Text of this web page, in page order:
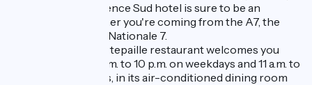
at the Mercure Valence Sud hotel is sure to be an
exciting one, whether you're coming from the A7, the
A49 or the famous Nationale 7.
The adjoining Courtepaille restaurant welcomes you
every day, from 11 a.m. to 10 p.m. on weekdays and 11 a.m. to
11 p.m. on weekends, in its air-conditioned dining room